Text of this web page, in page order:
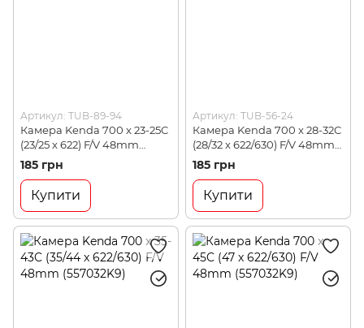
Артикул: TUB-89-94
Камера Kenda 700 x 23-25C
(23/25 x 622) F/V 48mm
(55903173)
185 грн
Купити
Артикул: TUB-56-24
Камера Kenda 700 x 28-32C
(28/32 x 622/630) F/V 48mm
(561030J5)
185 грн
Купити